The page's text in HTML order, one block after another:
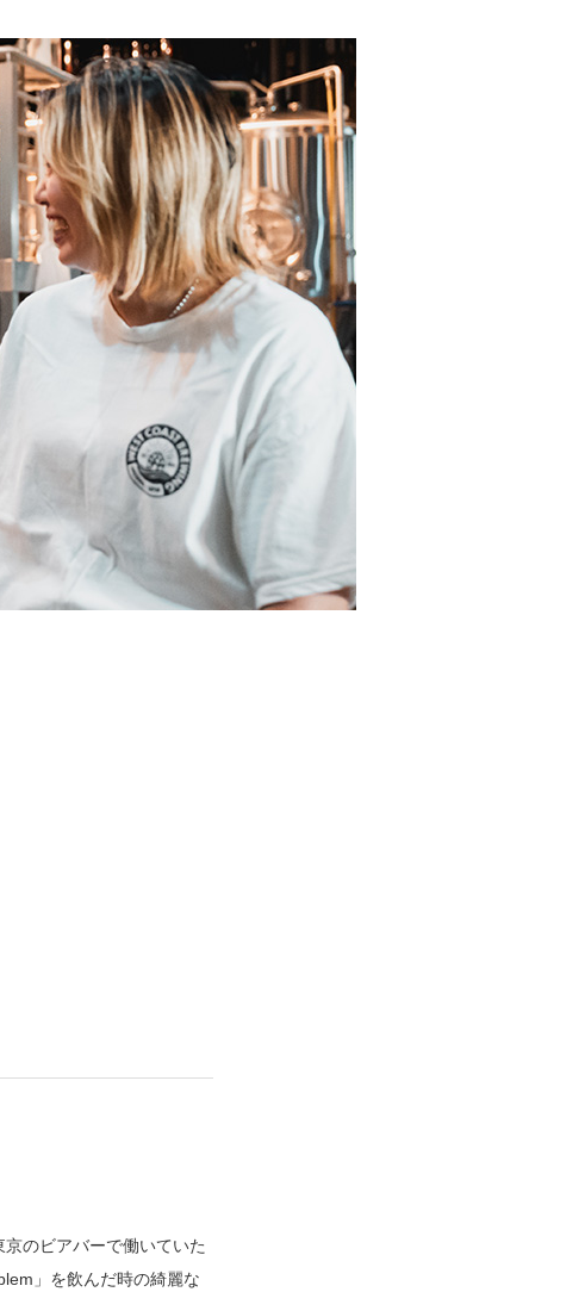
のビアバーで働いていた
」を飲んだ時の綺麗な